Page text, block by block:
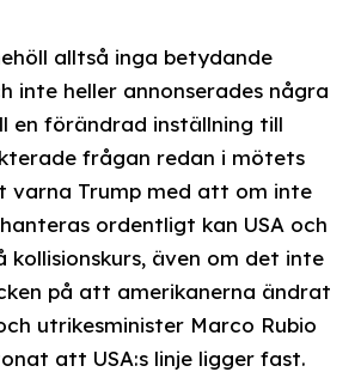
alltså inga betydande
inte heller annonserades några
en förändrad inställning till
frågan redan i mötets
varna Trump med att om inte
ordentligt kan USA och
kollisionskurs, även om det inte
på att amerikanerna ändrat
utrikesminister Marco Rubio
att USA:s linje ligger fast.